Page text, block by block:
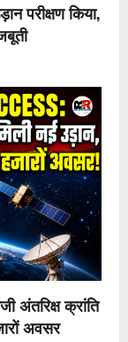
परीक्षण किया,
अंतरिक्ष क्रांति
अवसर